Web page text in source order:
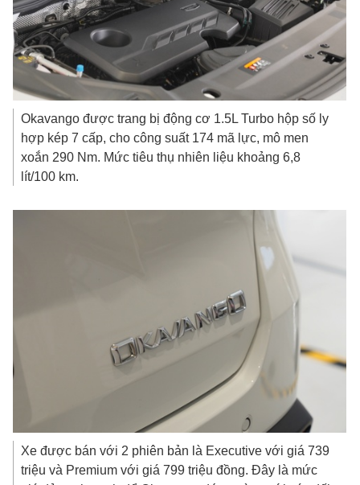
Okavango được trang bị động cơ 1.5L Turbo hộp số ly
hợp kép 7 cấp, cho công suất 174 mã lực, mô men
xoắn 290 Nm. Mức tiêu thụ nhiên liệu khoảng 6,8
lít/100 km.
Xe được bán với 2 phiên bản là Executive với giá 739
triệu và Premium với giá 799 triệu đồng. Đây là mức